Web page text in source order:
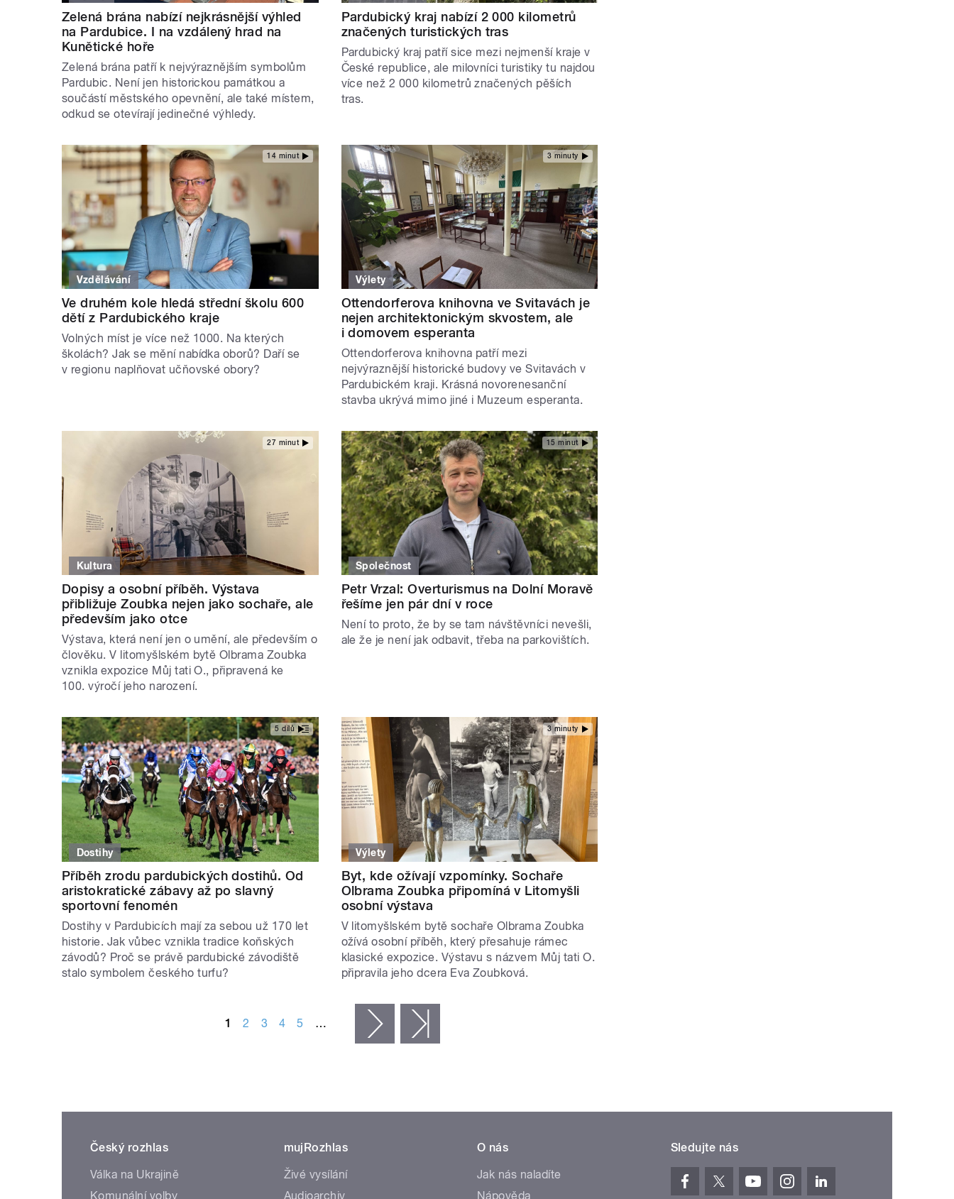
Zelená brána nabízí nejkrásnější výhled
na Pardubice. I na vzdálený hrad na
Kunětické hoře
Zelená brána patří k nejvýraznějším symbolům
Pardubic. Není jen historickou památkou a
součástí městského opevnění, ale také místem,
odkud se otevírají jedinečné výhledy.
Pardubický kraj nabízí 2 000 kilometrů
značených turistických tras
Pardubický kraj patří sice mezi nejmenší kraje v
České republice, ale milovníci turistiky tu najdou
více než 2 000 kilometrů značených pěších
tras.
14 minut
Vzdělávání
Ve druhém kole hledá střední školu 600
dětí z Pardubického kraje
Volných míst je více než 1000. Na kterých
školách? Jak se mění nabídka oborů? Daří se
v regionu naplňovat učňovské obory?
3 minuty
Výlety
Ottendorferova knihovna ve Svitavách je
nejen architektonickým skvostem, ale
i domovem esperanta
Ottendorferova knihovna patří mezi
nejvýraznější historické budovy ve Svitavách v
Pardubickém kraji. Krásná novorenesanční
stavba ukrývá mimo jiné i Muzeum esperanta.
27 minut
Kultura
Dopisy a osobní příběh. Výstava
přibližuje Zoubka nejen jako sochaře, ale
především jako otce
Výstava, která není jen o umění, ale především o
člověku. V litomyšlském bytě Olbrama Zoubka
vznikla expozice Můj tati O., připravená ke
100. výročí jeho narození.
15 minut
Společnost
Petr Vrzal: Overturismus na Dolní Moravě
řešíme jen pár dní v roce
Není to proto, že by se tam návštěvníci nevešli,
ale že je není jak odbavit, třeba na parkovištích.
5 dílů
Dostihy
Příběh zrodu pardubických dostihů. Od
aristokratické zábavy až po slavný
sportovní fenomén
Dostihy v Pardubicích mají za sebou už 170 let
historie. Jak vůbec vznikla tradice koňských
závodů? Proč se právě pardubické závodiště
stalo symbolem českého turfu?
3 minuty
Výlety
Byt, kde ožívají vzpomínky. Sochaře
Olbrama Zoubka připomíná v Litomyšli
osobní výstava
V litomyšlském bytě sochaře Olbrama Zoubka
ožívá osobní příběh, který přesahuje rámec
klasické expozice. Výstavu s názvem Můj tati O.
připravila jeho dcera Eva Zoubková.
1 2 3 4 5 … následující ›
Český rozhlas
Válka na Ukrajině
Komunální volby
mujRozhlas
Živé vysílání
Audioarchiv
O nás
Jak nás naladíte
Nápověda
Sledujte nás